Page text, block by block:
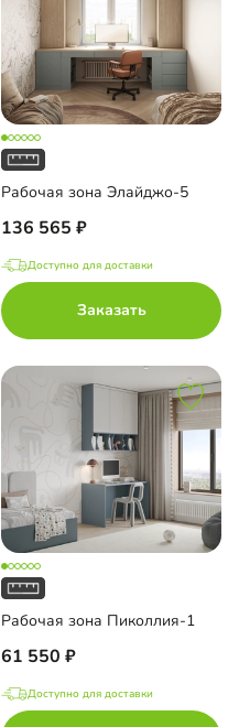
Рабочая зона Элайджо-5
136 565
Доступно для доставки
Заказать
Рабочая зона Пиколлия-1
61 550
Доступно для доставки